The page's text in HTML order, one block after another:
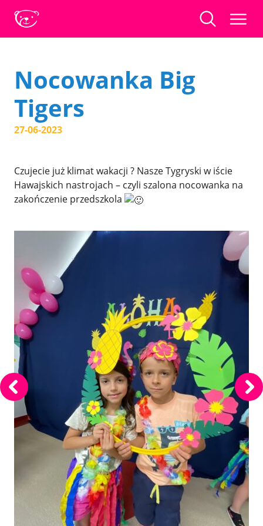
Nocowanka Big
Tigers
27-06-2023
Czujecie już klimat wakacji ? Nasze Tygryski w iście
Hawajskich nastrojach – czyli szalona nocowanka na
zakończenie przedszkola